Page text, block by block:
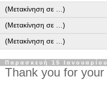
Παρασκευή 15
Thank you for